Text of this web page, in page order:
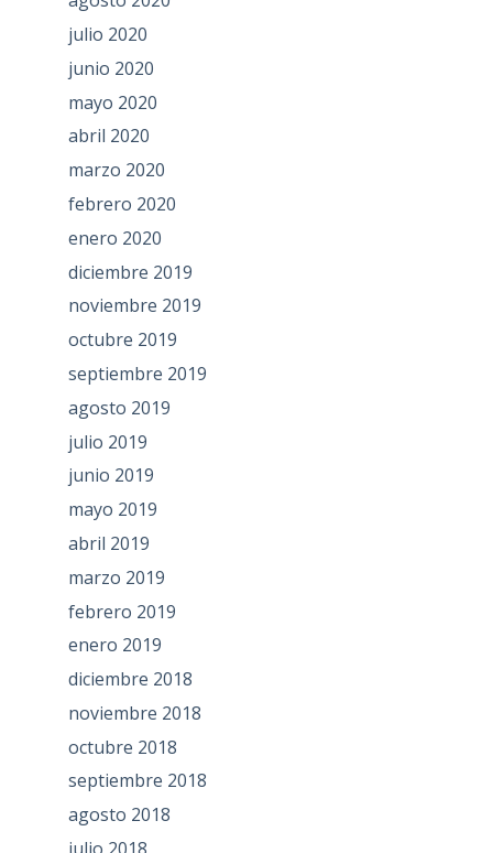
julio 2020
junio 2020
mayo 2020
abril 2020
marzo 2020
febrero 2020
enero 2020
diciembre 2019
noviembre 2019
octubre 2019
septiembre 2019
agosto 2019
julio 2019
junio 2019
mayo 2019
abril 2019
marzo 2019
febrero 2019
enero 2019
diciembre 2018
noviembre 2018
octubre 2018
septiembre 2018
agosto 2018